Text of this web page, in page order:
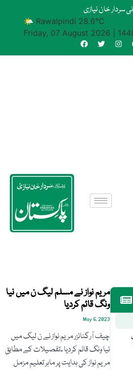
سردار خان نیازی
🌤 Rawalpindi 28.6°C
Friday, 07 August 2026
مریم نواز نے مسلم لیگ ن میں نیا
ونگ قائم کردیا
May 6, 2023
چیف آرگنائزر مریم نواز نے ن لیگ میں
نیا ونگ قائم کردیا ۔تفصیلات کے مطابق
مریم نواز کی ہدایت پر ماہر تعلیم مزمل